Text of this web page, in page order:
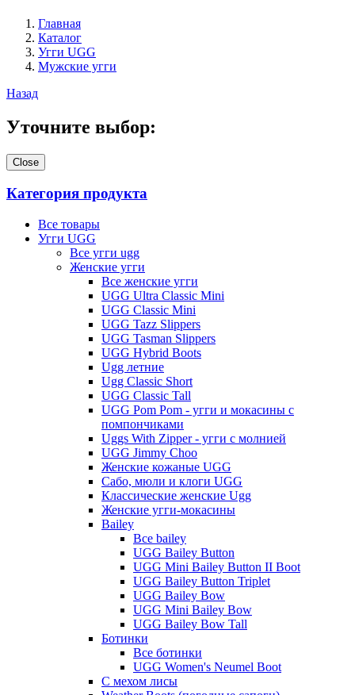
Главная
Каталог
Угги UGG
Мужские угги
Назад
Уточните выбор:
Close
Категория продукта
Все товары
Угги UGG
Все угги ugg
Женские угги
Все женские угги
UGG Ultra Classic Mini
UGG Classic Mini
UGG Tazz Slippers
UGG Tasman Slippers
UGG Hybrid Boots
Ugg летние
Ugg Classic Short
UGG Classic Tall
UGG Pom Pom - угги и мокасины с
помпончиками
Uggs With Zipper - угги с молнией
UGG Jimmy Choo
Женские кожаные UGG
Сабо, мюли и клоги UGG
Классические женские Ugg
Женские угги-мокасины
Bailey
Все bailey
UGG Bailey Button
UGG Mini Bailey Button II Boot
UGG Bailey Button Triplet
UGG Bailey Bow
UGG Mini Bailey Bow
UGG Bailey Bow Tall
Ботинки
Все ботинки
UGG Women's Neumel Boot
С мехом лисы